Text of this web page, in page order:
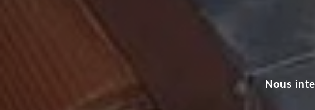
Nous